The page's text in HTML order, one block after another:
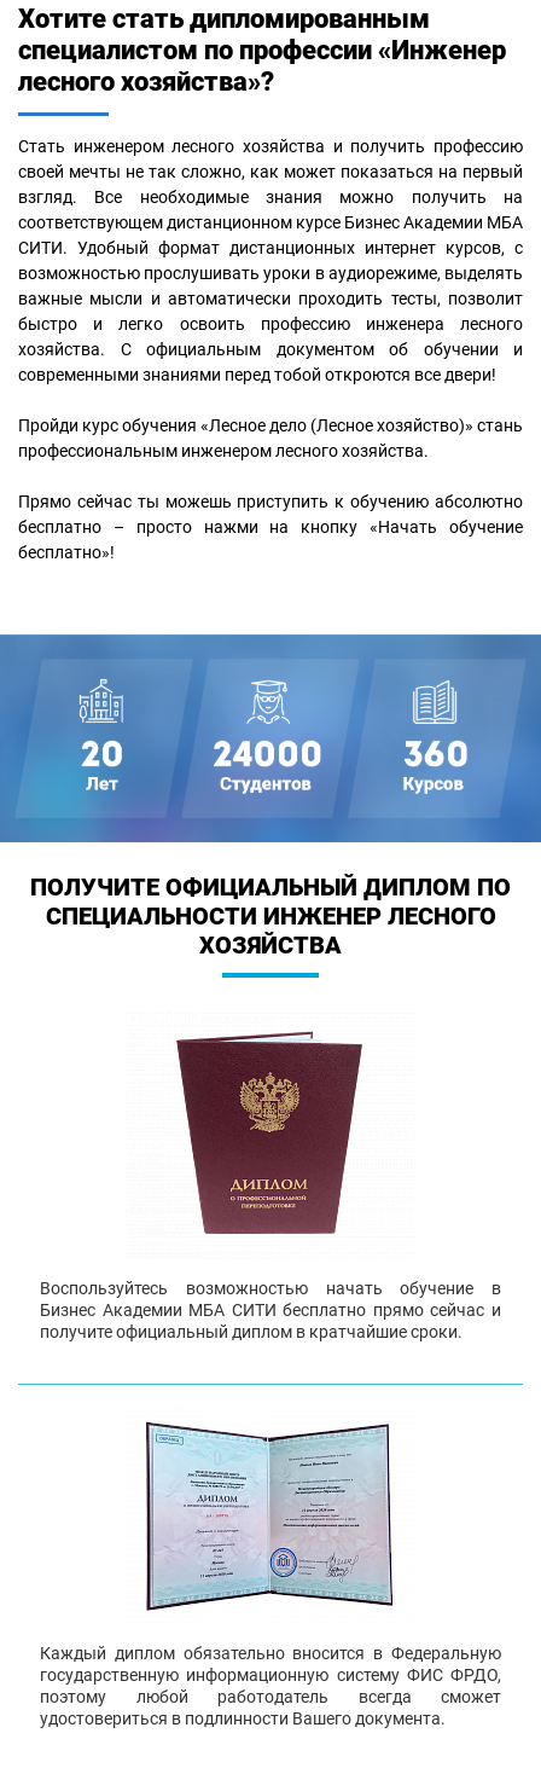
Хотите стать дипломированным
специалистом по профессии «Инженер
лесного хозяйства»?
Стать инженером лесного хозяйства и получить профессию
своей мечты не так сложно, как может показаться на первый
взгляд. Все необходимые знания можно получить на
соответствующем дистанционном курсе Бизнес Академии МБА
СИТИ. Удобный формат дистанционных интернет курсов, с
возможностью прослушивать уроки в аудиорежиме, выделять
важные мысли и автоматически проходить тесты, позволит
быстро и легко освоить профессию инженера лесного
хозяйства. С официальным документом об обучении и
современными знаниями перед тобой откроются все двери!
Пройди курс обучения «Лесное дело (Лесное хозяйство)» стань
профессиональным инженером лесного хозяйства.
Прямо сейчас ты можешь приступить к обучению абсолютно
бесплатно – просто нажми на кнопку «Начать обучение
бесплатно»!
ПОЛУЧИТЕ ОФИЦИАЛЬНЫЙ ДИПЛОМ ПО
СПЕЦИАЛЬНОСТИ ИНЖЕНЕР ЛЕСНОГО
ХОЗЯЙСТВА
Воспользуйтесь возможностью начать обучение в
Бизнес Академии МБА СИТИ бесплатно прямо сейчас и
получите официальный диплом в кратчайшие сроки.
Каждый диплом обязательно вносится в Федеральную
государственную информационную систему ФИС ФРДО,
поэтому любой работодатель всегда сможет
удостовериться в подлинности Вашего документа.